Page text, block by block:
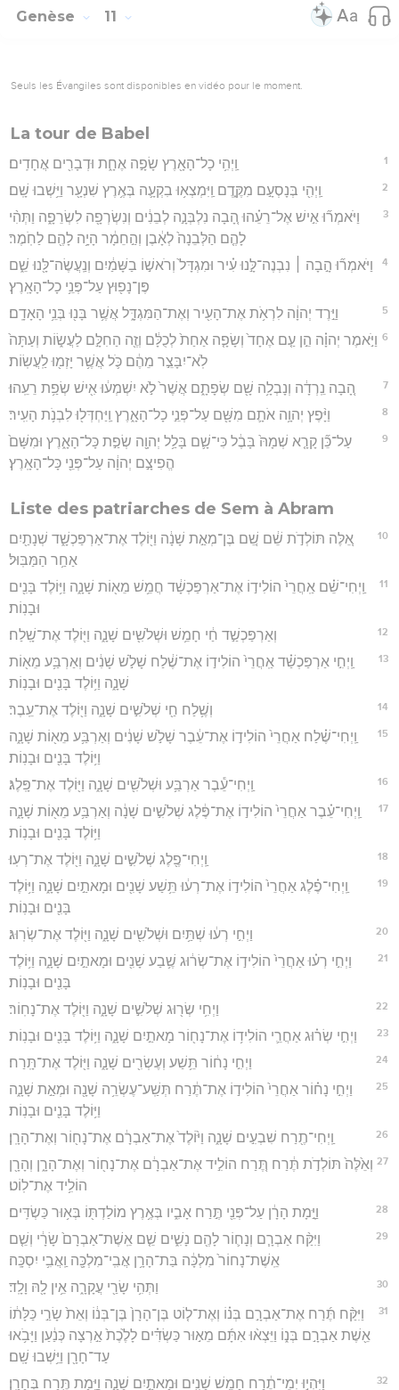
Genèse 11
Seuls les Évangiles sont disponibles en vidéo pour le moment.
La tour de Babel
1 וַֽיְהִ֥י כָל־הָאָ֖רֶץ שָׂפָ֣ה אֶחָ֑ת וּדְבָרִ֖ים אֲחָדִֽים׃
2 וַֽיְהִ֖י בְּנָסְעָ֣ם מִקֶּ֑דֶם וַֽיִּמְצְא֥וּ בִקְעָ֛ה בְּאֶ֥רֶץ שִׁנְעָ֖ר וַיֵּ֥שְׁבוּ שָֽׁם׃
3
וַיֹּאמְר֞וּ אִ֣ישׁ אֶל־רֵעֵ֗הוּ הָ֚בָה נִלְבְּנָ֣ה לְבֵנִ֔ים וְנִשְׂרְפָ֖ה לִשְׂרֵפָ֑ה וַתְּהִ֨י
לָהֶ֤ם הַלְּבֵנָה֙ לְאָ֔בֶן וְהַ֣חֵמָ֔ר הָיָ֥ה לָהֶ֖ם לַחֹֽמֶר׃
4
וַיֹּאמְר֞וּ הָ֣בָה ׀ נִבְנֶה־לָּ֣נוּ עִ֗יר וּמִגְדָּל֙ וְרֹאשׁ֣וֹ בַשָּׁמַ֔יִם וְנַֽעֲשֶׂה־לָּ֖נוּ שֵׁ֑ם
פֶּן־נָפ֖וּץ עַל־פְּנֵ֥י כָל־הָאָֽרֶץ׃
5 וַיֵּ֣רֶד יְהוָ֔ה לִרְאֹ֥ת אֶת־הָעִ֖יר וְאֶת־הַמִּגְדָּ֑ל אֲשֶׁ֥ר בָּנ֖וּ בְּנֵ֥י הָאָדָֽם׃
6 וַיֹּ֣אמֶר יְהוָ֗ה הֵ֣ן עַ֤ם אֶחָד֙ וְשָׂפָ֤ה אַחַת֙ לְכֻלָּ֔ם וְזֶ֖ה הַחִלָּ֣ם לַעֲשׂ֑וֹת וְעַתָּה֙
לֹֽא־יִבָּצֵ֣ר מֵהֶ֔ם כֹּ֛ל אֲשֶׁ֥ר יָזְמ֖וּ לַֽעֲשֽׂוֹת׃
7 הָ֚בָה נֵֽרְדָ֔ה וְנָבְלָ֥ה שָׁ֖ם שְׂפָתָ֑ם אֲשֶׁר֙ לֹ֣א יִשְׁמְע֔וּ אִ֖ישׁ שְׂפַ֥ת רֵעֵֽהוּ׃
8 וַיָּ֨פֶץ יְהוָ֥ה אֹתָ֛ם מִשָּׁ֖ם עַל־פְּנֵ֣י כָל־הָאָ֑רֶץ וַֽיַּחְדְּל֖וּ לִבְנֹ֥ת הָעִֽיר׃
9
עַל־כֵּ֞ן קָרָ֤א שְׁמָהּ֙ בָּבֶ֔ל כִּי־שָׁ֛ם בָּלַ֥ל יְהוָ֖ה שְׂפַ֣ת כָּל־הָאָ֑רֶץ וּמִשָּׁם֙
הֱפִיצָ֣ם יְהוָ֔ה עַל־פְּנֵ֖י כָּל־הָאָֽרֶץ׃
Liste des patriarches de Sem à Abram
10
אֵ֚לֶּה תּוֹלְדֹ֣ת שֵׁ֔ם שֵׁ֚ם בֶּן־מְאַ֣ת שָׁנָ֔ה וַיּ֖וֹלֶד אֶת־אַרְפַּכְשָׁ֑ד שְׁנָתַ֖יִם
אַחַ֥ר הַמַּבּֽוּל׃
11
וַֽיְחִי־שֵׁ֗ם אַֽחֲרֵי֙ הוֹלִיד֣וֹ אֶת־אַרְפַּכְשָׁ֔ד חֲמֵ֥שׁ מֵא֖וֹת שָׁנָ֑ה וַיּ֥וֹלֶד בָּנִ֖ים
וּבָנֽוֹת׃
12 וְאַרְפַּכְשַׁ֣ד חַ֔י חָמֵ֥שׁ וּשְׁלֹשִׁ֖ים שָׁנָ֑ה וַיּ֖וֹלֶד אֶת־שָֽׁלַח׃
13
וַֽיְחִ֣י אַרְפַּכְשַׁ֗ד אַֽחֲרֵי֙ הוֹלִיד֣וֹ אֶת־שֶׁ֔לַח שָׁלֹ֣שׁ שָׁנִ֔ים וְאַרְבַּ֥ע מֵא֖וֹת
שָׁנָ֑ה וַיּ֥וֹלֶד בָּנִ֖ים וּבָנֽוֹת׃
14 וְשֶׁ֥לַח חַ֖י שְׁלֹשִׁ֣ים שָׁנָ֑ה וַיּ֖וֹלֶד אֶת־עֵֽבֶר׃
15
וַֽיְחִי־שֶׁ֗לַח אַחֲרֵי֙ הוֹלִיד֣וֹ אֶת־עֵ֔בֶר שָׁלֹ֣שׁ שָׁנִ֔ים וְאַרְבַּ֥ע מֵא֖וֹת שָׁנָ֑ה
וַיּ֥וֹלֶד בָּנִ֖ים וּבָנֽוֹת׃
16 וַֽיְחִי־עֵ֕בֶר אַרְבַּ֥ע וּשְׁלֹשִׁ֖ים שָׁנָ֑ה וַיּ֖וֹלֶד אֶת־פָּֽלֶג׃
17
וַֽיְחִי־עֵ֗בֶר אַחֲרֵי֙ הוֹלִיד֣וֹ אֶת־פֶּ֔לֶג שְׁלֹשִׁ֣ים שָׁנָ֔ה וְאַרְבַּ֥ע מֵא֖וֹת שָׁנָ֑ה
וַיּ֥וֹלֶד בָּנִ֖ים וּבָנֽוֹת׃
18 וַֽיְחִי־פֶ֖לֶג שְׁלֹשִׁ֣ים שָׁנָ֑ה וַיּ֖וֹלֶד אֶת־רְעֽוּ׃
19
וַֽיְחִי־פֶ֗לֶג אַחֲרֵי֙ הוֹלִיד֣וֹ אֶת־רְע֔וּ תֵּ֥שַׁע שָׁנִ֖ים וּמָאתַ֣יִם שָׁנָ֑ה וַיּ֥וֹלֶד
בָּנִ֖ים וּבָנֽוֹת׃
20 וַיְחִ֣י רְע֔וּ שְׁתַּ֥יִם וּשְׁלֹשִׁ֖ים שָׁנָ֑ה וַיּ֖וֹלֶד אֶת־שְׂרֽוּג׃
21
וַיְחִ֣י רְע֗וּ אַחֲרֵי֙ הוֹלִיד֣וֹ אֶת־שְׂר֔וּג שֶׁ֥בַע שָׁנִ֖ים וּמָאתַ֣יִם שָׁנָ֑ה וַיּ֥וֹלֶד
בָּנִ֖ים וּבָנֽוֹת׃
22 וַיְחִ֥י שְׂר֖וּג שְׁלֹשִׁ֣ים שָׁנָ֑ה וַיּ֖וֹלֶד אֶת־נָחֽוֹר׃
23 וַיְחִ֣י שְׂר֗וּג אַחֲרֵ֛י הוֹלִיד֥וֹ אֶת־נָח֖וֹר מָאתַ֣יִם שָׁנָ֑ה וַיּ֥וֹלֶד בָּנִ֖ים וּבָנֽוֹת׃
24 וַיְחִ֣י נָח֔וֹר תֵּ֥שַׁע וְעֶשְׂרִ֖ים שָׁנָ֑ה וַיּ֖וֹלֶד אֶת־תָּֽרַח׃
25
וַיְחִ֣י נָח֗וֹר אַחֲרֵי֙ הוֹלִיד֣וֹ אֶת־תֶּ֔רַח תְּשַֽׁע־עֶשְׂרֵ֥ה שָׁנָ֖ה וּמְאַ֣ת שָׁנָ֑ה
וַיּ֥וֹלֶד בָּנִ֖ים וּבָנֽוֹת׃
26 וַֽיְחִי־תֶ֖רַח שִׁבְעִ֣ים שָׁנָ֑ה וַיּ֙וֹלֶד֙ אֶת־אַבְרָ֔ם אֶת־נָח֖וֹר וְאֶת־הָרָֽן׃
27 וְאֵ֙לֶּה֙ תּוֹלְדֹ֣ת תֶּ֔רַח תֶּ֚רַח הוֹלִ֣יד אֶת־אַבְרָ֔ם אֶת־נָח֖וֹר וְאֶת־הָרָ֑ן וְהָרָ֖ן
הוֹלִ֥יד אֶת־לֽוֹט׃
28 וַיָּ֣מָת הָרָ֔ן עַל־פְּנֵ֖י תֶּ֣רַח אָבִ֑יו בְּאֶ֥רֶץ מוֹלַדְתּ֖וֹ בְּא֥וּר כַּשְׂדִּֽים׃
29
וַיִּקַּ֨ח אַבְרָ֧ם וְנָח֛וֹר לָהֶ֖ם נָשִׁ֑ים שֵׁ֤ם אֵֽשֶׁת־אַבְרָם֙ שָׂרָ֔י וְשֵׁ֤ם
אֵֽשֶׁת־נָחוֹר֙ מִלְכָּ֔ה בַּת־הָרָ֥ן אֲבִֽי־מִלְכָּ֖ה וַֽאֲבִ֥י יִסְכָּֽה׃
30 וַתְּהִ֥י שָׂרַ֖י עֲקָרָ֑ה אֵ֥ין לָ֖הּ וָלָֽד׃
31
וַיִּקַּ֨ח תֶּ֜רַח אֶת־אַבְרָ֣ם בְּנ֗וֹ וְאֶת־ל֤וֹט בֶּן־הָרָן֙ בֶּן־בְּנ֔וֹ וְאֵת֙ שָׂרַ֣י כַּלָּת֔וֹ
אֵ֖שֶׁת אַבְרָ֣ם בְּנ֑וֹ וַיֵּצְא֨וּ אִתָּ֜ם מֵא֣וּר כַּשְׂדִּ֗ים לָלֶ֙כֶת֙ אַ֣רְצָה כְּנַ֔עַן וַיָּבֹ֥אוּ
עַד־חָרָ֖ן וַיֵּ֥שְׁבוּ שָֽׁם׃
32 וַיִּהְי֣וּ יְמֵי־תֶ֔רַח חָמֵ֥שׁ שָׁנִ֖ים וּמָאתַ֣יִם שָׁנָ֑ה וַיָּ֥מָת תֶּ֖רַח בְּחָרָֽן׃